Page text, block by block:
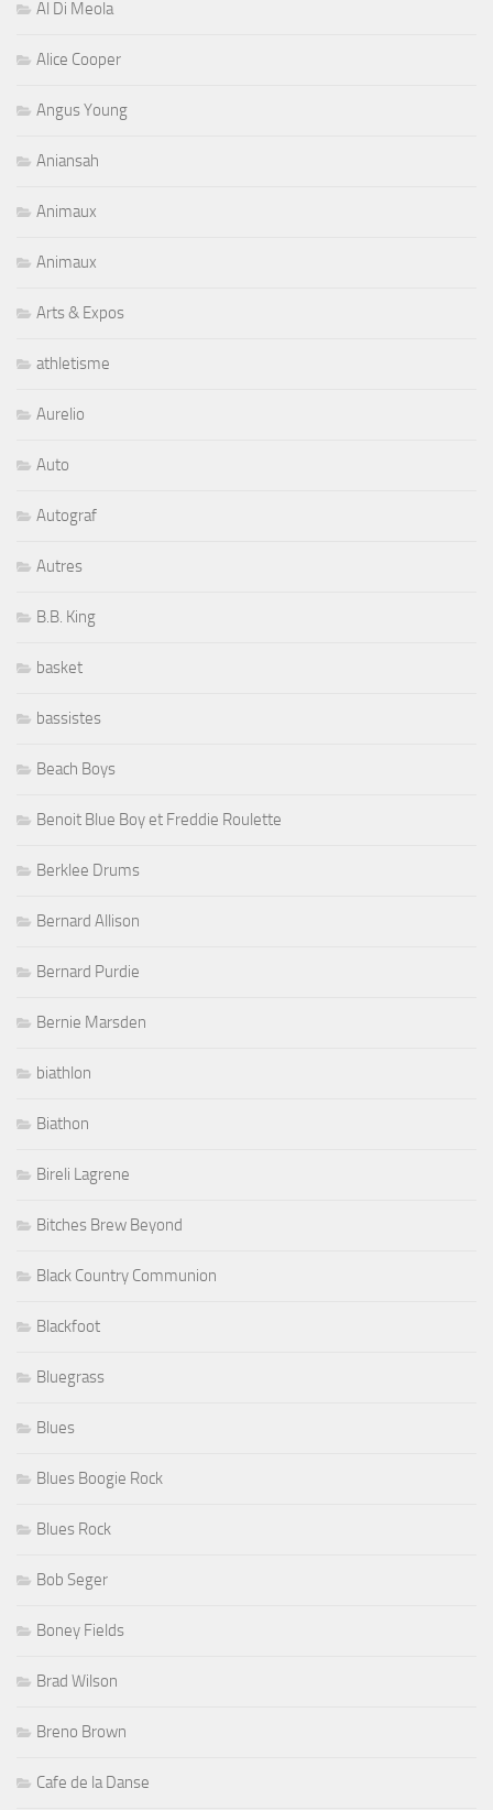
Al Di Meola
Alice Cooper
Angus Young
Aniansah
Animaux
Animaux
Arts & Expos
athletisme
Aurelio
Auto
Autograf
Autres
B.B. King
basket
bassistes
Beach Boys
Benoit Blue Boy et Freddie Roulette
Berklee Drums
Bernard Allison
Bernard Purdie
Bernie Marsden
biathlon
Biathon
Bireli Lagrene
Bitches Brew Beyond
Black Country Communion
Blackfoot
Bluegrass
Blues
Blues Boogie Rock
Blues Rock
Bob Seger
Boney Fields
Brad Wilson
Breno Brown
Cafe de la Danse